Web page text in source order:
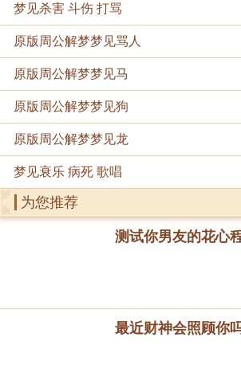
梦见杀害 斗伤 打骂
原版周公解梦梦见骂人
原版周公解梦梦见马
原版周公解梦梦见狗
原版周公解梦梦见龙
梦见衰乐 病死 歌唱
为您推荐
测试你男友的花心
最近财神会照顾你